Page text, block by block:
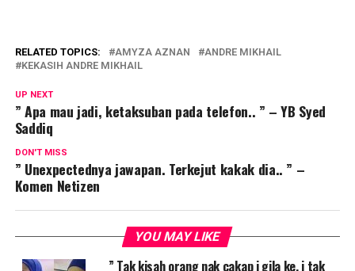
RELATED TOPICS: AMYZA AZNAN
ANDRE MIKHAIL
KEKASIH ANDRE MIKHAIL
UP NEXT
” Apa mau jadi, ketaksuban pada telefon.. ” – YB Syed
Saddiq
DON'T MISS
” Unexpectednya jawapan. Terkejut kakak dia.. ” –
Komen Netizen
YOU MAY LIKE
” Tak kisah orang nak cakap i gila ke, i tak